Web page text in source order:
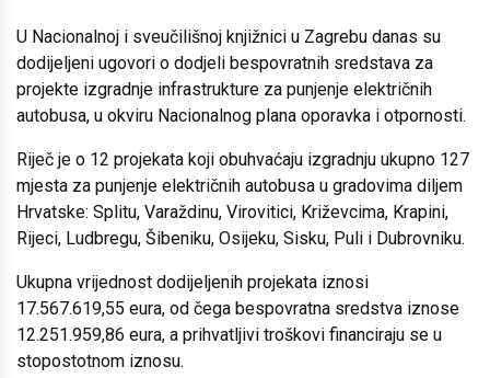
U Nacionalnoj i sveučilišnoj knjižnici u Zagrebu danas su
dodijeljeni ugovori o dodjeli bespovratnih sredstava za
projekte izgradnje infrastrukture za punjenje električnih
autobusa, u okviru Nacionalnog plana oporavka i otpornosti.
Riječ je o 12 projekata koji obuhvaćaju izgradnju ukupno 127
mjesta za punjenje električnih autobusa u gradovima diljem
Hrvatske: Splitu, Varaždinu, Virovitici, Križevcima, Krapini,
Rijeci, Ludbregu, Šibeniku, Osijeku, Sisku, Puli i Dubrovniku.
Ukupna vrijednost dodijeljenih projekata iznosi
17.567.619,55 eura, od čega bespovratna sredstva iznose
12.251.959,86 eura, a prihvatljivi troškovi financiraju se u
stopostotnom iznosu.